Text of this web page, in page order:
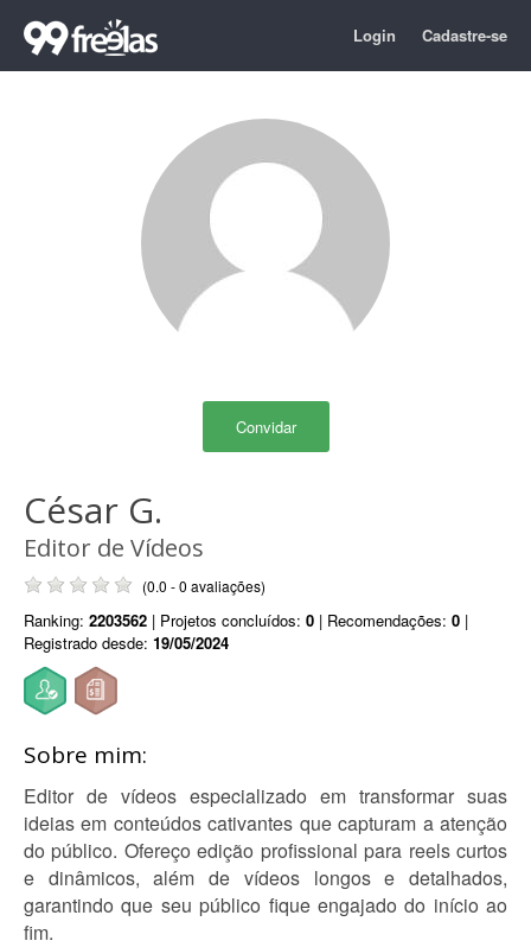
Login Cadastre-se
Convidar
César G.
Editor de Vídeos
(0.0 - 0 avaliações)
Ranking: 2203562 | Projetos concluídos: 0 | Recomendações: 0 |
Registrado desde: 19/05/2024
Sobre mim:
Editor de vídeos especializado em transformar suas
ideias em conteúdos cativantes que capturam a atenção
do público. Ofereço edição profissional para reels curtos
e dinâmicos, além de vídeos longos e detalhados,
garantindo que seu público fique engajado do início ao
fim.